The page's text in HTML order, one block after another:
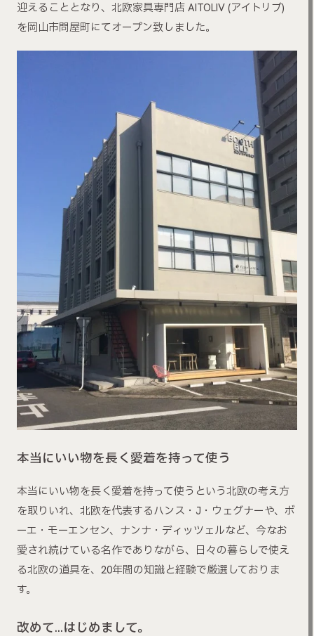
迎えることとなり、北欧家具専門店 AITOLIV (アイトリブ)
を岡山市問屋町にてオープン致しました。
本当にいい物を長く愛着を持って使う
本当にいい物を長く愛着を持って使うという北欧の考え方
を取りいれ、北欧を代表するハンス・J・ウェグナーや、ボ
ーエ・モーエンセン、ナンナ・ディッツェルなど、今なお
愛され続けている名作でありながら、日々の暮らしで使え
る北欧の道具を、20年間の知識と経験で厳選しておりま
す。
改めて…はじめまして。